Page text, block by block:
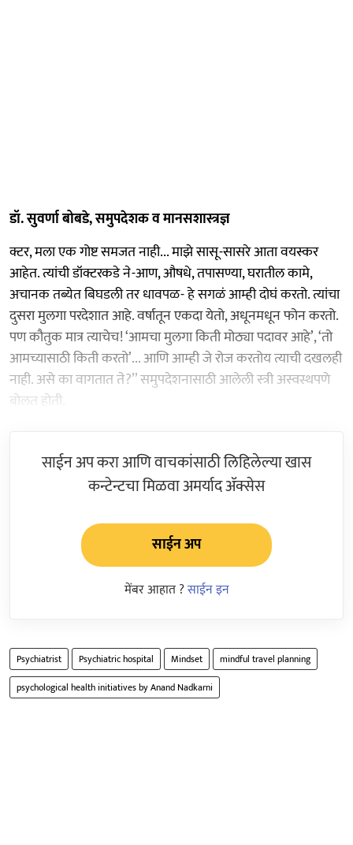
डॉ. सुवर्णा बोबडे, समुपदेशक व मानसशास्त्रज्ञ
क्टर, मला एक गोष्ट समजत नाही... माझे सासू-सासरे आता वयस्कर
आहेत. त्यांची डॉक्टरकडे ने-आण, औषधे, तपासण्या, घरातील कामे,
अचानक तब्येत बिघडली तर धावपळ- हे सगळं आम्ही दोघं करतो. त्यांचा
दुसरा मुलगा परदेशात आहे. वर्षातून एकदा येतो, अधूनमधून फोन करतो.
पण कौतुक मात्र त्याचेच! ‘आमचा मुलगा किती मोठ्या पदावर आहे’, ‘तो
आमच्यासाठी किती करतो’... आणि आम्ही जे रोज करतोय त्याची दखलही
नाही. असे का वागतात ते?’’ समुपदेशनासाठी आलेली स्त्री अस्वस्थपणे
बोलत होती.
साईन अप करा आणि वाचकांसाठी लिहिलेल्या खास
कन्टेन्टचा मिळवा अमर्याद ॲक्सेस
साईन अप
मेंबर आहात ?साईन इन
Psychiatrist Psychiatric hospital Mindset
mindful travel planning
psychological health initiatives by Anand Nadkarni